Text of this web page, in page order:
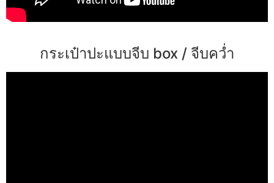
กระเป๋าปะแบบจีบ box / จีบคว่ำ